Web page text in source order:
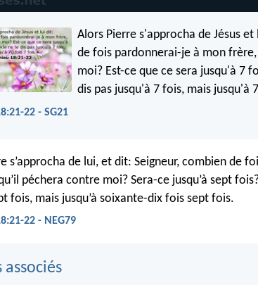
Alors Pierre s'approcha de Jésus
de fois pardonnerai-je à mon
moi? Est-ce que ce sera jusqu'à 7
dis pas jusqu'à 7 fois, mais jusqu'à
22 - SG21
s’approcha de lui, et dit: Seigneur, combien de
péchera contre moi? Sera-ce jusqu’à sept
fois, mais jusqu’à soixante-dix fois sept fois.
22 - NEG79
associés